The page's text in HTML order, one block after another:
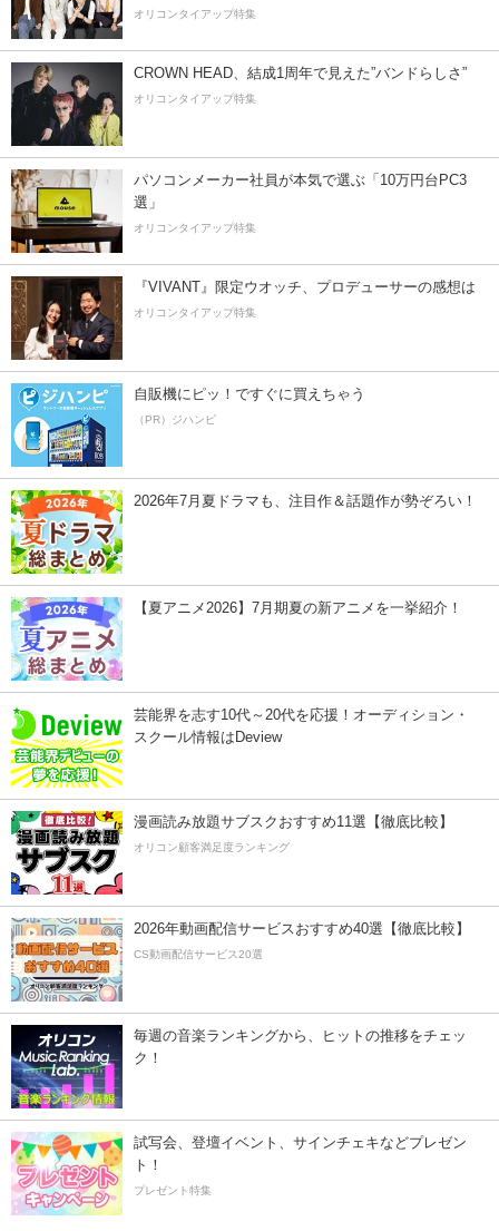
オリコンタイアップ特集
CROWN HEAD、結成1周年で見えた”バンドらしさ”
オリコンタイアップ特集
パソコンメーカー社員が本気で選ぶ「10万円台PC3
選」
オリコンタイアップ特集
『VIVANT』限定ウオッチ、プロデューサーの感想は
オリコンタイアップ特集
自販機にピッ！ですぐに買えちゃう
（PR）ジハンピ
2026年7月夏ドラマも、注目作＆話題作が勢ぞろい！
【夏アニメ2026】7月期夏の新アニメを一挙紹介！
芸能界を志す10代～20代を応援！オーディション・
スクール情報はDeview
漫画読み放題サブスクおすすめ11選【徹底比較】
オリコン顧客満足度ランキング
2026年動画配信サービスおすすめ40選【徹底比較】
CS動画配信サービス20選
毎週の音楽ランキングから、ヒットの推移をチェッ
ク！
試写会、登壇イベント、サインチェキなどプレゼン
ト！
プレゼント特集